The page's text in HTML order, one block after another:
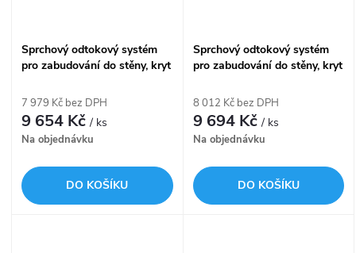
Sprchový odtokový systém
pro zabudování do stěny, kryt
950 mm APZ5-TWIN-950
7 979 Kč bez DPH
9 654 Kč/ ks
Na objednávku
DO KOŠÍKU
Sprchový odtokový systém
pro zabudování do stěny, kryt
APZ5-SHADE-750
8 012 Kč bez DPH
9 694 Kč/ ks
Na objednávku
DO KOŠÍKU